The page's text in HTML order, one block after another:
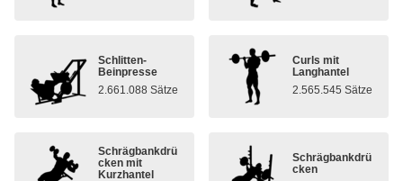
Schlitten-
Beinpresse
2.661.088 Sätze
Curls mit
Langhantel
2.565.545 Sätze
Schrägbankdrü
cken mit
Kurzhantel
Schrägbankdrü
cken